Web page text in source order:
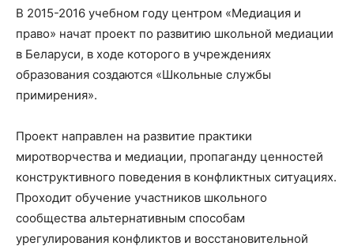
В 2015-2016 учебном году центром «Медиация и
право» начат проект по развитию школьной медиации
в Беларуси, в ходе которого в учреждениях
образования создаются «Школьные службы
примирения».
Проект направлен на развитие практики
миротворчества и медиации, пропаганду ценностей
конструктивного поведения в конфликтных ситуациях.
Проходит обучение участников школьного
сообщества альтернативным способам
урегулирования конфликтов и восстановительной